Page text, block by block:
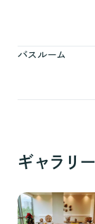
バスルーム
ギャラリー